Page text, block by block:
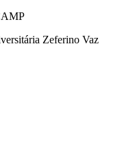
Zeferino Vaz